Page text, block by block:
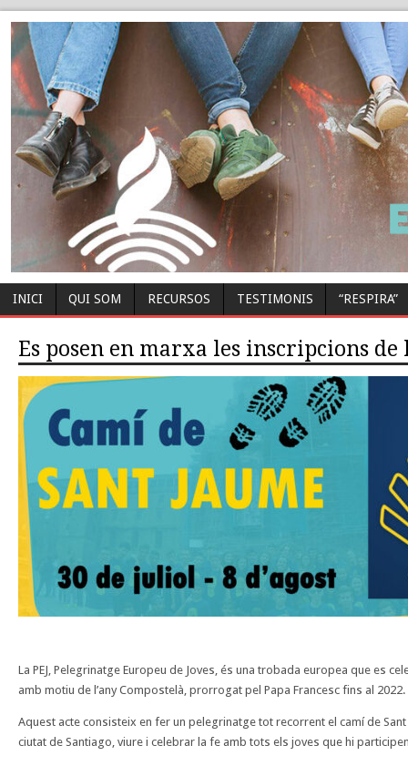
INICI QUI SOM RECURSOS TESTIMONIS “RESPIRA”
Es posen en marxa les inscripcions de
La PEJ, Pelegrinatge Europeu de Joves, és una trobada europea que es
amb motiu de l’any Compostelà, prorrogat pel Papa Francesc fins al 2022.
Aquest acte consisteix en fer un pelegrinatge tot recorrent el camí de
ciutat de Santiago, viure i celebrar la fe amb tots els joves que hi